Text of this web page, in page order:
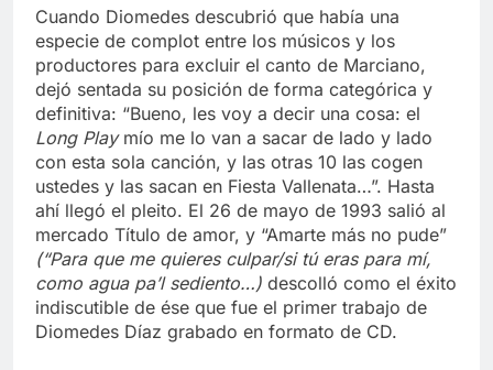
Cuando Diomedes descubrió que había una
especie de complot entre los músicos y los
productores para excluir el canto de Marciano,
dejó sentada su posición de forma categórica y
definitiva: “Bueno, les voy a decir una cosa: el
Long Playmío me lo van a sacar de lado y lado
con esta sola canción, y las otras 10 las cogen
ustedes y las sacan en Fiesta Vallenata…”. Hasta
ahí llegó el pleito. El 26 de mayo de 1993 salió al
mercado Título de amor, y “Amarte más no pude”
(“Para que me quieres culpar/si tú eras para mí,
como agua pa’l sediento…) descolló como el éxito
indiscutible de ése que fue el primer trabajo de
Diomedes Díaz grabado en formato de CD.